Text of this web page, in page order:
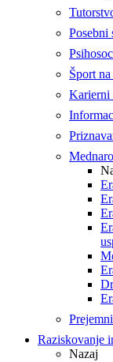
Posebni
Šport
Karierni
Raziskovanje
Nazaj